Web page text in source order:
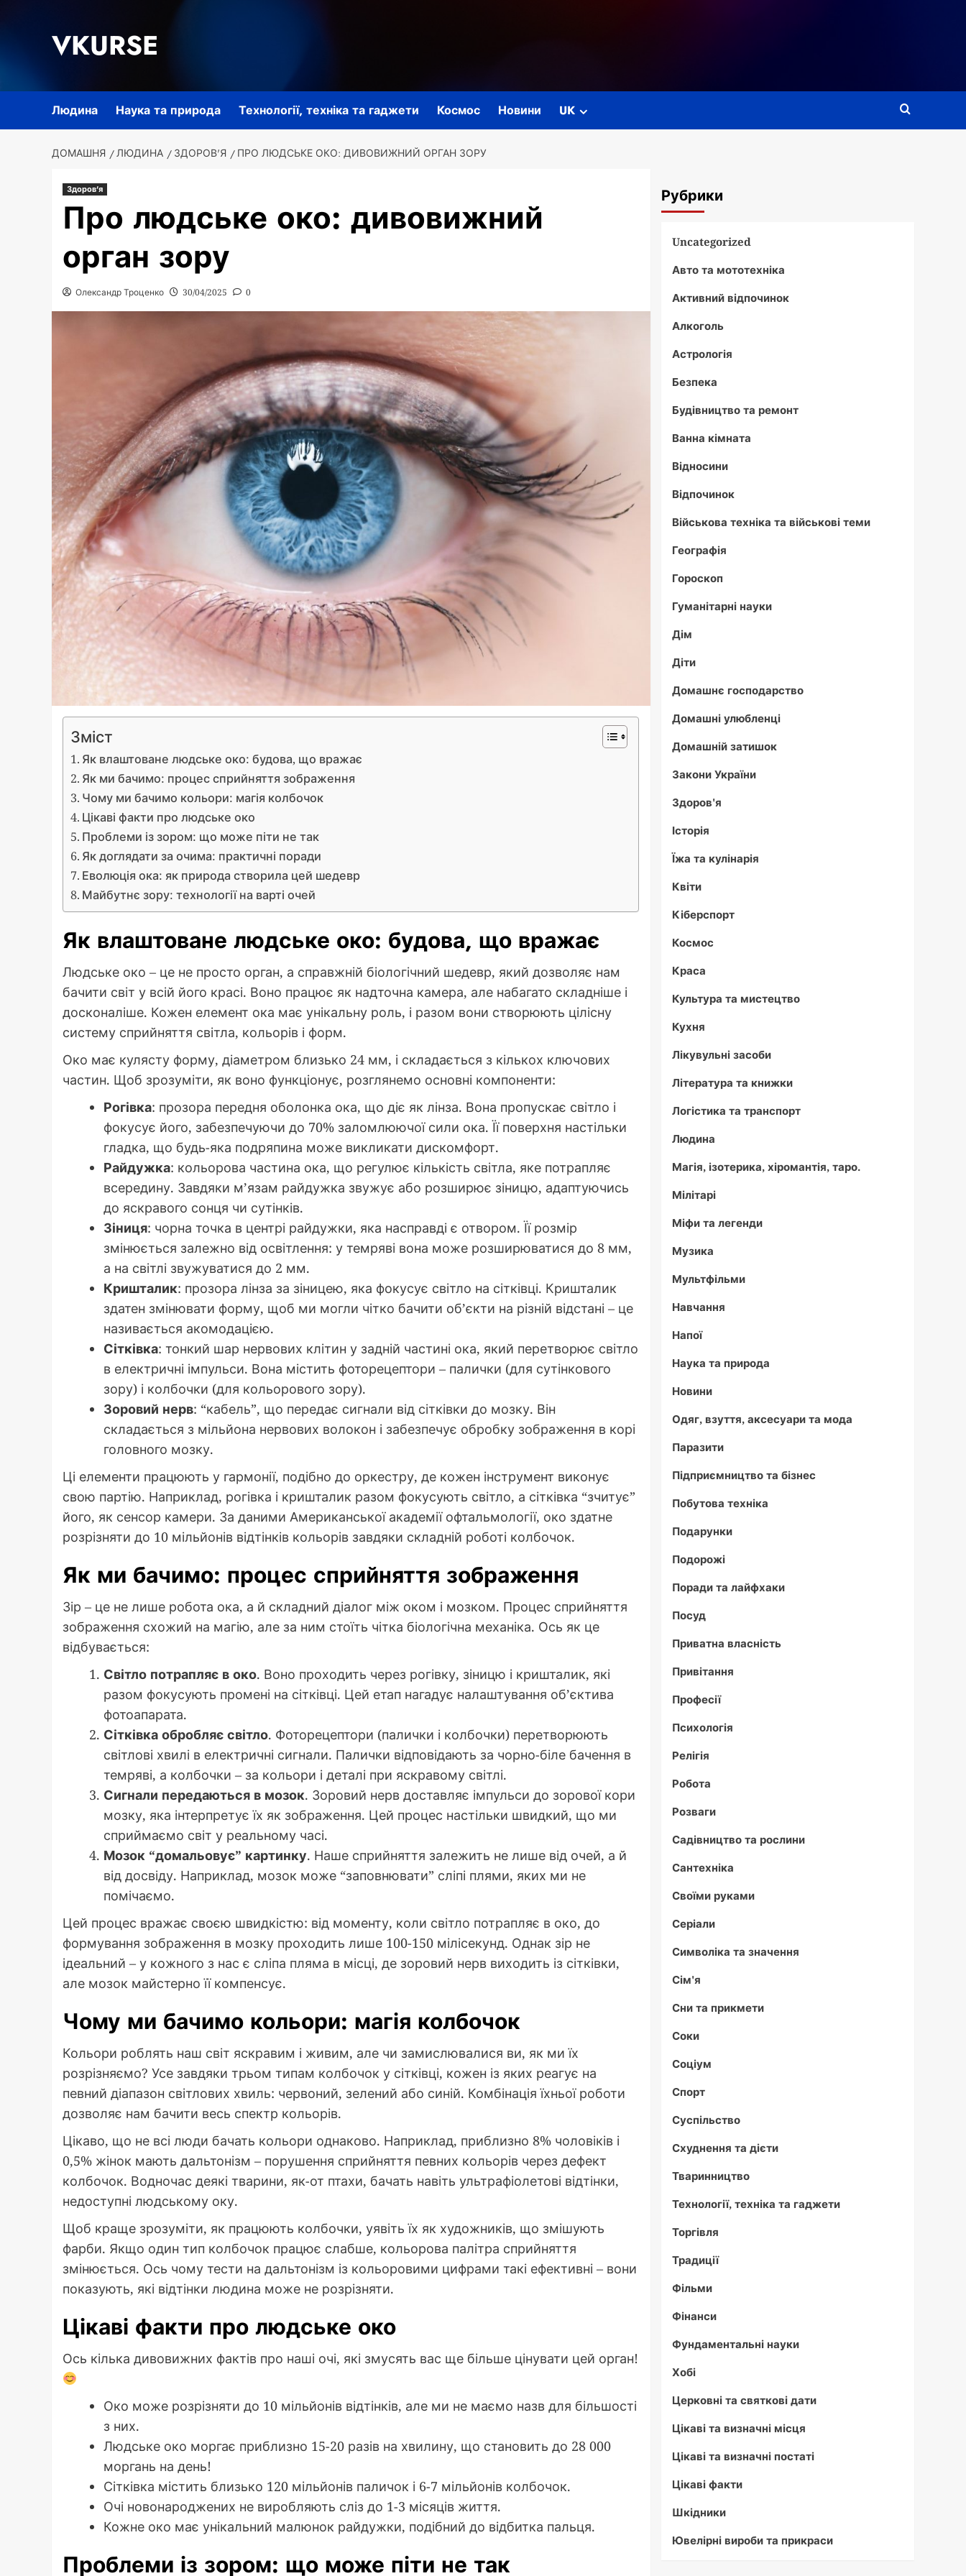
VKURSE
Людина Наука та природа Технології, техніка та гаджети Космос Новини UK
ДОМАШНЯ ЛЮДИНА ЗДОРОВ'Я ПРО ЛЮДСЬКЕ ОКО: ДИВОВИЖНИЙ ОРГАН ЗОРУ
Здоров'я
Про людське око: дивовижний
орган зору
Олександр Троценко 30/04/2025 0
Зміст
Як влаштоване людське око: будова, що вражає
Як ми бачимо: процес сприйняття зображення
Чому ми бачимо кольори: магія колбочок
Цікаві факти про людське око
Проблеми із зором: що може піти не так
Як доглядати за очима: практичні поради
Еволюція ока: як природа створила цей шедевр
Майбутнє зору: технології на варті очей
Як влаштоване людське око: будова, що вражає
Людське око – це не просто орган, а справжній біологічний шедевр, який дозволяє нам
бачити світ у всій його красі. Воно працює як надточна камера, але набагато складніше і
досконаліше. Кожен елемент ока має унікальну роль, і разом вони створюють цілісну
систему сприйняття світла, кольорів і форм.
Око має кулясту форму, діаметром близько 24 мм, і складається з кількох ключових
частин. Щоб зрозуміти, як воно функціонує, розглянемо основні компоненти:
Рогівка: прозора передня оболонка ока, що діє як лінза. Вона пропускає світло і
фокусує його, забезпечуючи до 70% заломлюючої сили ока. Її поверхня настільки
гладка, що будь-яка подряпина може викликати дискомфорт.
Райдужка: кольорова частина ока, що регулює кількість світла, яке потрапляє
всередину. Завдяки м’язам райдужка звужує або розширює зіницю, адаптуючись
до яскравого сонця чи сутінків.
Зіниця: чорна точка в центрі райдужки, яка насправді є отвором. Її розмір
змінюється залежно від освітлення: у темряві вона може розширюватися до 8 мм,
а на світлі звужуватися до 2 мм.
Кришталик: прозора лінза за зіницею, яка фокусує світло на сітківці. Кришталик
здатен змінювати форму, щоб ми могли чітко бачити об’єкти на різній відстані – це
називається акомодацією.
Сітківка: тонкий шар нервових клітин у задній частині ока, який перетворює світло
в електричні імпульси. Вона містить фоторецептори – палички (для сутінкового
зору) і колбочки (для кольорового зору).
Зоровий нерв: “кабель”, що передає сигнали від сітківки до мозку. Він
складається з мільйона нервових волокон і забезпечує обробку зображення в корі
головного мозку.
Ці елементи працюють у гармонії, подібно до оркестру, де кожен інструмент виконує
свою партію. Наприклад, рогівка і кришталик разом фокусують світло, а сітківка “зчитує”
його, як сенсор камери. За даними Американської академії офтальмології, око здатне
розрізняти до 10 мільйонів відтінків кольорів завдяки складній роботі колбочок.
Як ми бачимо: процес сприйняття зображення
Зір – це не лише робота ока, а й складний діалог між оком і мозком. Процес сприйняття
зображення схожий на магію, але за ним стоїть чітка біологічна механіка. Ось як це
відбувається:
Світло потрапляє в око. Воно проходить через рогівку, зіницю і кришталик, які
разом фокусують промені на сітківці. Цей етап нагадує налаштування об’єктива
фотоапарата.
Сітківка обробляє світло. Фоторецептори (палички і колбочки) перетворюють
світлові хвилі в електричні сигнали. Палички відповідають за чорно-біле бачення в
темряві, а колбочки – за кольори і деталі при яскравому світлі.
Сигнали передаються в мозок. Зоровий нерв доставляє імпульси до зорової кори
мозку, яка інтерпретує їх як зображення. Цей процес настільки швидкий, що ми
сприймаємо світ у реальному часі.
Мозок “домальовує” картинку. Наше сприйняття залежить не лише від очей, а й
від досвіду. Наприклад, мозок може “заповнювати” сліпі плями, яких ми не
помічаємо.
Цей процес вражає своєю швидкістю: від моменту, коли світло потрапляє в око, до
формування зображення в мозку проходить лише 100-150 мілісекунд. Однак зір не
ідеальний – у кожного з нас є сліпа пляма в місці, де зоровий нерв виходить із сітківки,
але мозок майстерно її компенсує.
Чому ми бачимо кольори: магія колбочок
Кольори роблять наш світ яскравим і живим, але чи замислювалися ви, як ми їх
розрізняємо? Усе завдяки трьом типам колбочок у сітківці, кожен із яких реагує на
певний діапазон світлових хвиль: червоний, зелений або синій. Комбінація їхньої роботи
дозволяє нам бачити весь спектр кольорів.
Цікаво, що не всі люди бачать кольори однаково. Наприклад, приблизно 8% чоловіків і
0,5% жінок мають дальтонізм – порушення сприйняття певних кольорів через дефект
колбочок. Водночас деякі тварини, як-от птахи, бачать навіть ультрафіолетові відтінки,
недоступні людському оку.
Щоб краще зрозуміти, як працюють колбочки, уявіть їх як художників, що змішують
фарби. Якщо один тип колбочок працює слабше, кольорова палітра сприйняття
змінюється. Ось чому тести на дальтонізм із кольоровими цифрами такі ефективні – вони
показують, які відтінки людина може не розрізняти.
Цікаві факти про людське око
Ось кілька дивовижних фактів про наші очі, які змусять вас ще більше цінувати цей орган!
Око може розрізняти до 10 мільйонів відтінків, але ми не маємо назв для більшості
з них.
Людське око моргає приблизно 15-20 разів на хвилину, що становить до 28 000
моргань на день!
Сітківка містить близько 120 мільйонів паличок і 6-7 мільйонів колбочок.
Очі новонароджених не виробляють сліз до 1-3 місяців життя.
Кожне око має унікальний малюнок райдужки, подібний до відбитка пальця.
Проблеми із зором: що може піти не так
Рубрики
Uncategorized
Авто та мототехніка
Активний відпочинок
Алкоголь
Астрологія
Безпека
Будівництво та ремонт
Ванна кімната
Відносини
Відпочинок
Військова техніка та військові теми
Географія
Гороскоп
Гуманітарні науки
Дім
Діти
Домашнє господарство
Домашні улюбленці
Домашній затишок
Закони України
Здоров'я
Історія
Їжа та кулінарія
Квіти
Кіберспорт
Космос
Краса
Культура та мистецтво
Кухня
Лікувульні засоби
Література та книжки
Логістика та транспорт
Людина
Магія, ізотерика, хіромантія, таро.
Мілітарі
Міфи та легенди
Музика
Мультфільми
Навчання
Напої
Наука та природа
Новини
Одяг, взуття, аксесуари та мода
Паразити
Підприємництво та бізнес
Побутова техніка
Подарунки
Подорожі
Поради та лайфхаки
Посуд
Приватна власність
Привітання
Професії
Психологія
Релігія
Робота
Розваги
Садівництво та рослини
Сантехніка
Своїми руками
Серіали
Символіка та значення
Сім'я
Сни та прикмети
Соки
Соціум
Спорт
Суспільство
Схуднення та дієти
Тваринництво
Технології, техніка та гаджети
Торгівля
Традиції
Фільми
Фінанси
Фундаментальні науки
Хобі
Церковні та святкові дати
Цікаві та визначні місця
Цікаві та визначні постаті
Цікаві факти
Шкідники
Ювелірні вироби та прикраси